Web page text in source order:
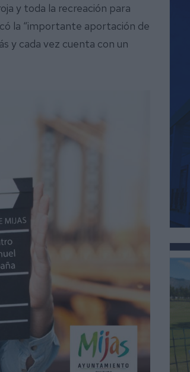
y toda la recreación para
la “importante aportación de
y cada vez cuenta con un